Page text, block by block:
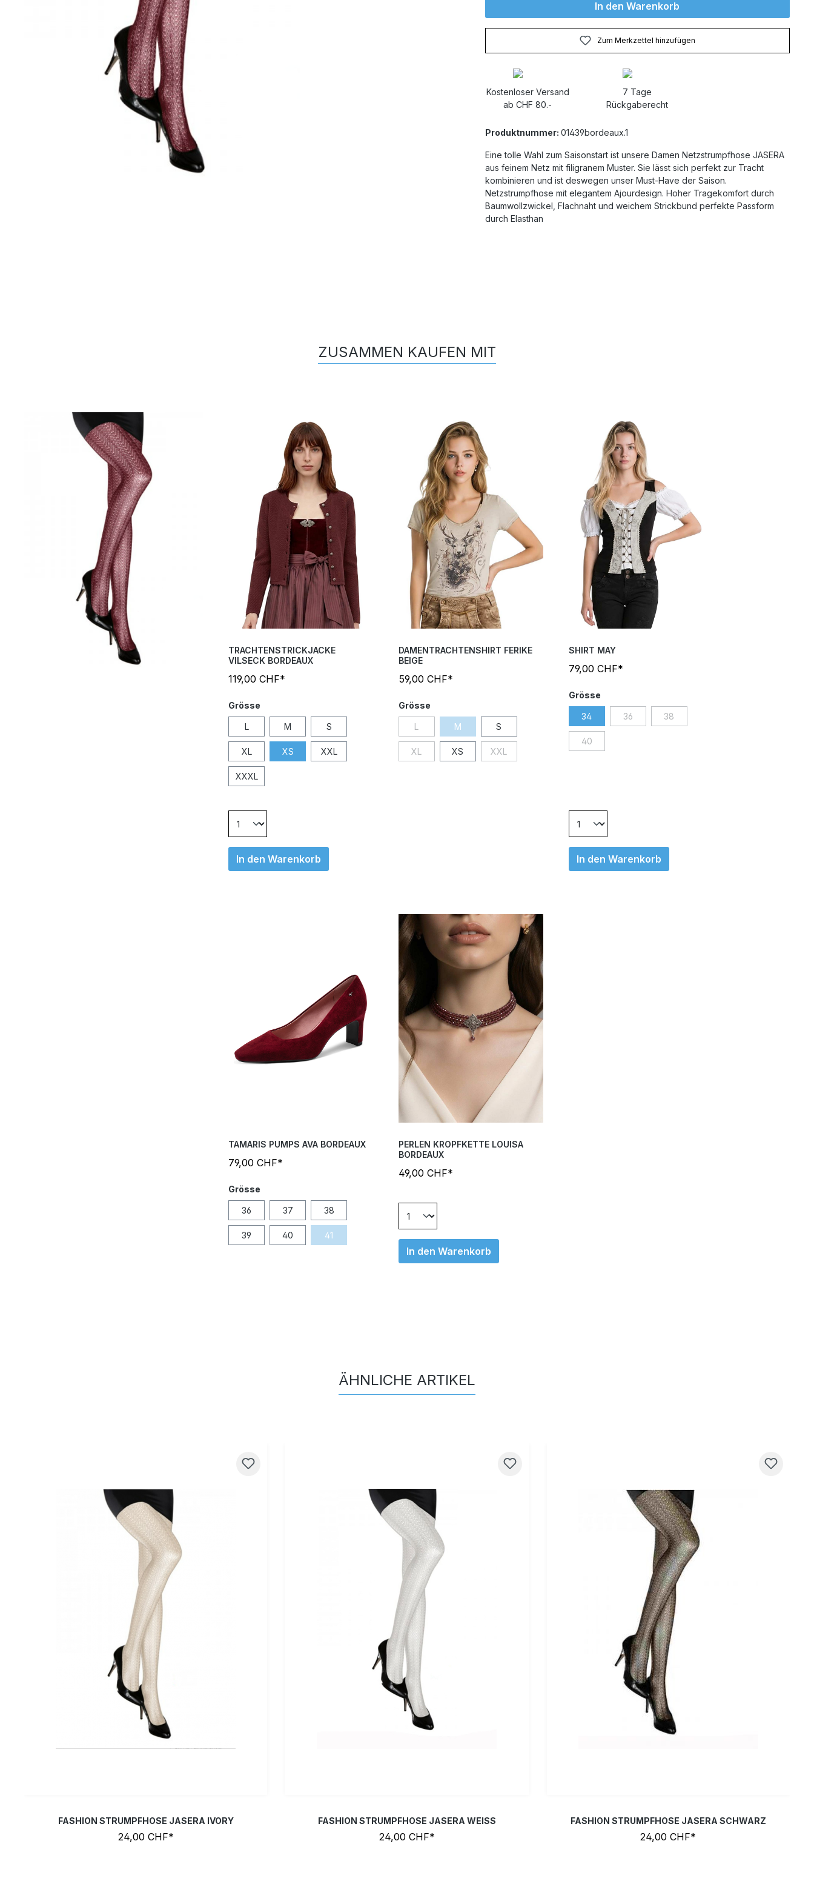
In den Warenkorb
Zum Merkzettel hinzufügen
Kostenloser Versand
ab CHF 80.-
7 Tage
Rückgaberecht
Produktnummer: 01439bordeaux.1
Eine tolle Wahl zum Saisonstart ist unsere Damen Netzstrumpfhose JASERA
aus feinem Netz mit filigranem Muster. Sie lässt sich perfekt zur Tracht
kombinieren und ist deswegen unser Must-Have der Saison.
Netzstrumpfhose mit elegantem Ajourdesign. Hoher Tragekomfort durch
Baumwollzwickel, Flachnaht und weichem Strickbund perfekte Passform
durch Elasthan
ZUSAMMEN KAUFEN MIT
TRACHTENSTRICKJACKE
VILSECK BORDEAUX
119,00 CHF*
Grösse
L M S
XL XS XXL
XXXL
In den Warenkorb
DAMENTRACHTENSHIRT FERIKE
BEIGE
59,00 CHF*
Grösse
L M S
XL XS XXL
SHIRT MAY
79,00 CHF*
Grösse
34 36 38
40
In den Warenkorb
TAMARIS PUMPS AVA BORDEAUX
79,00 CHF*
Grösse
36 37 38
39 40 41
PERLEN KROPFKETTE LOUISA
BORDEAUX
49,00 CHF*
In den Warenkorb
ÄHNLICHE ARTIKEL
FASHION STRUMPFHOSE JASERA IVORY
24,00 CHF*
FASHION STRUMPFHOSE JASERA WEISS
24,00 CHF*
FASHION STRUMPFHOSE JASERA SCHWARZ
24,00 CHF*